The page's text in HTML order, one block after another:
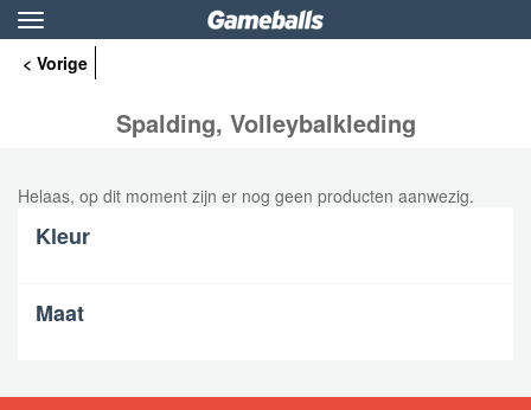
Toggle
navigation
< Vorige
Spalding, Volleybalkleding
Helaas, op dit moment zijn er nog geen producten aanwezig.
Kleur
Maat